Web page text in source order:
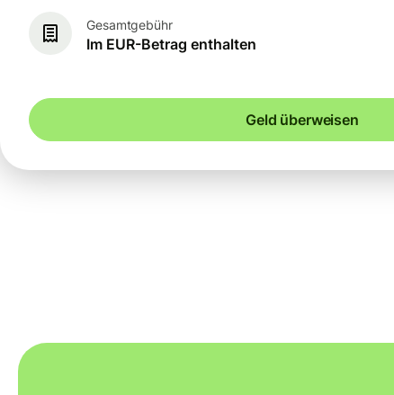
Gesamtgebühr
Im EUR-Betrag enthalten
Geld überweisen